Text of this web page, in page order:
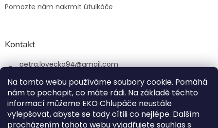
Na tomto webu používáme soubory cookie. Pomáhá
nám to pochopit, co máte rádi. Na základě těchto
informací můžeme EKO Chlupáče neustále
vylepšovat, abyste se tady cítili co nejlépe. Dalším
procházením tohoto webu vyjadřujete souhlas s
Pomozte nám nakrmit útulkáče
Kontakt
petra.lovecka94@gmail.com
+420 774 131 648
ekochlupac.cz